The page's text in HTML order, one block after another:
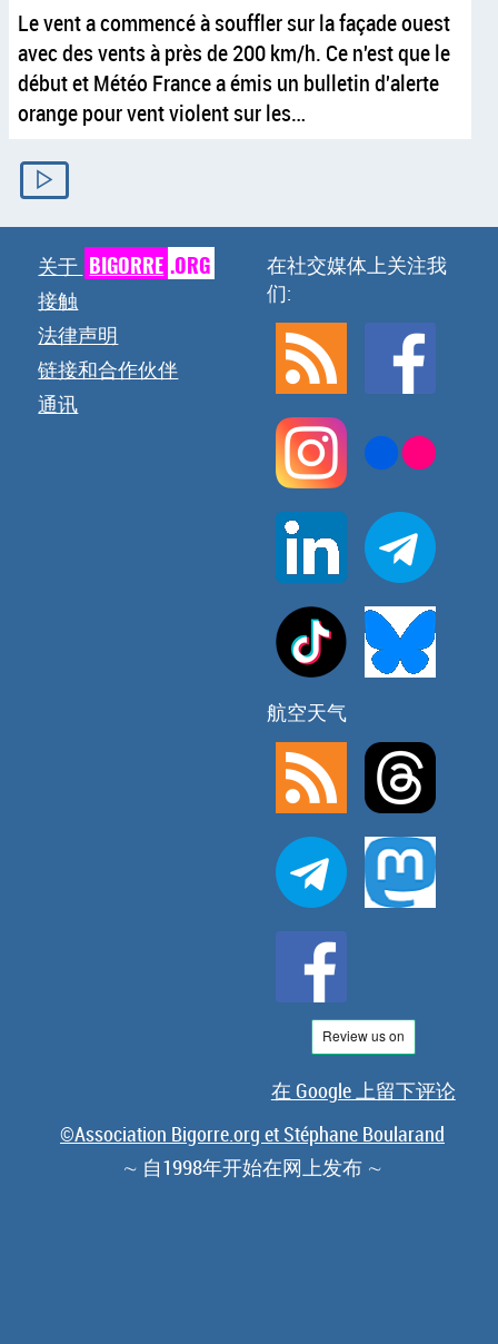
Le vent a commencé à souffler sur la façade ouest
avec des vents à près de 200 km/h. Ce n'est que le
début et Météo France a émis un bulletin d'alerte
orange pour vent violent sur les…
▷
关于 BIGORRE .ORG
接触
法律声明
链接和合作伙伴
通讯
在社交媒体上关注我
们:
航空天气
在 Google 上留下评论
©Association Bigorre.org et Stéphane Boularand
∼ 自1998年开始在网上发布 ∼